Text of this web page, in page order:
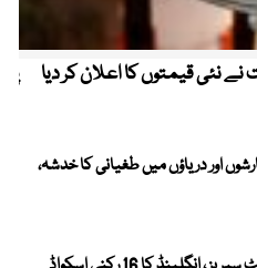
نئی قیمتوں کا اعلان کر دیا
بارشوں اور دریاؤں میں طغیانی کا خدشہ،